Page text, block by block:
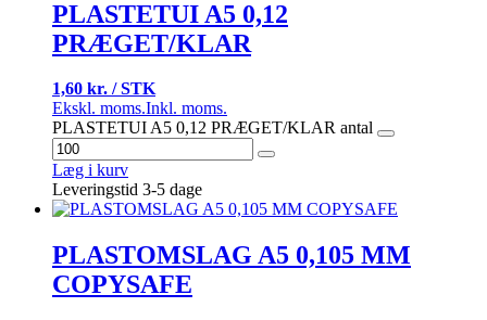
PLASTETUI A5 0,12
PRÆGET/KLAR
1,60 kr. / STK
Ekskl. moms.Inkl. moms.
PLASTETUI A5 0,12 PRÆGET/KLAR antal
Læg i kurv
Leveringstid 3-5 dage
PLASTOMSLAG A5 0,105 MM
COPYSAFE